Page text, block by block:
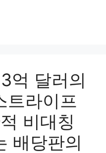
억 달러의
트라이프
비대칭
배당판의